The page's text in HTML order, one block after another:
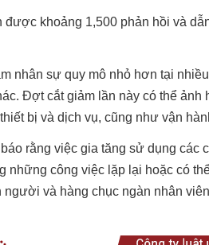
được khoảng 1,500 phản hồi và
nhân sự quy mô nhỏ hơn tại
Đợt cắt giảm lần này có thể
bị và dịch vụ, cũng như vận
rằng việc gia tăng sử dụng các
những công việc lặp lại hoặc có
người và hàng chục ngàn nhân